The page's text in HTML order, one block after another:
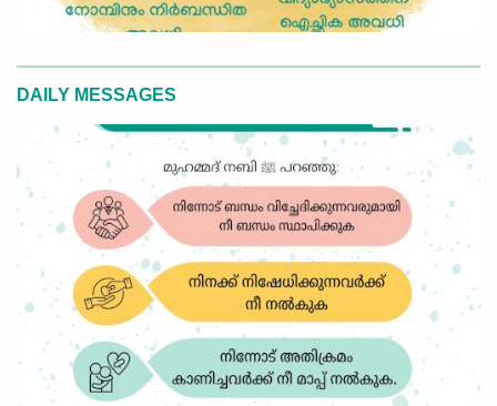
DAILY MESSAGES